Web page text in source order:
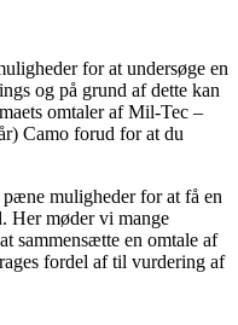
for at undersøge en
og på grund af dette kan
omtaler af Mil-Tec –
Camo forud for at du
muligheder for at få en
Her møder vi mange
sammensætte en omtale af
fordel af til vurdering af